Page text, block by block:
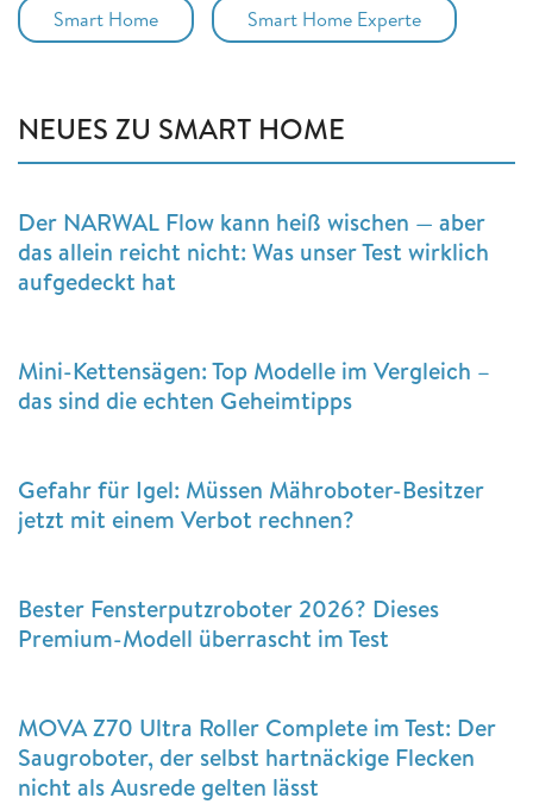
Smart Home Smart Home Experte
NEUES ZU SMART HOME
Der NARWAL Flow kann heiß wischen — aber
das allein reicht nicht: Was unser Test wirklich
aufgedeckt hat
Mini-Kettensägen: Top Modelle im Vergleich –
das sind die echten Geheimtipps
Gefahr für Igel: Müssen Mähroboter-Besitzer
jetzt mit einem Verbot rechnen?
Bester Fensterputzroboter 2026? Dieses
Premium-Modell überrascht im Test
MOVA Z70 Ultra Roller Complete im Test: Der
Saugroboter, der selbst hartnäckige Flecken
nicht als Ausrede gelten lässt